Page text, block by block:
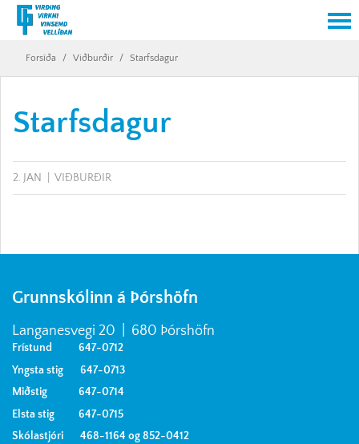
Forsíða / Viðburðir / Starfsdagur
Starfsdagur
2. JAN VIÐBURÐIR
Grunnskólinn á Þórshöfn
Langanesvegi 20 | 680 Þórshöfn
Frístund 647-0712
Yngsta stig 647-0713
Miðstig 647-0714
Elsta stig 647-0715
Skólastjóri 468-1164 og 852-0412